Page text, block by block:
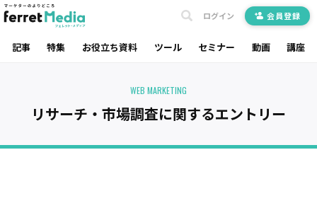
記事 特集 お役立ち資料 ツール セミナー 動画 講座
ログイン 会員登録
WEB MARKETING
リサーチ・市場調査に関するエントリー